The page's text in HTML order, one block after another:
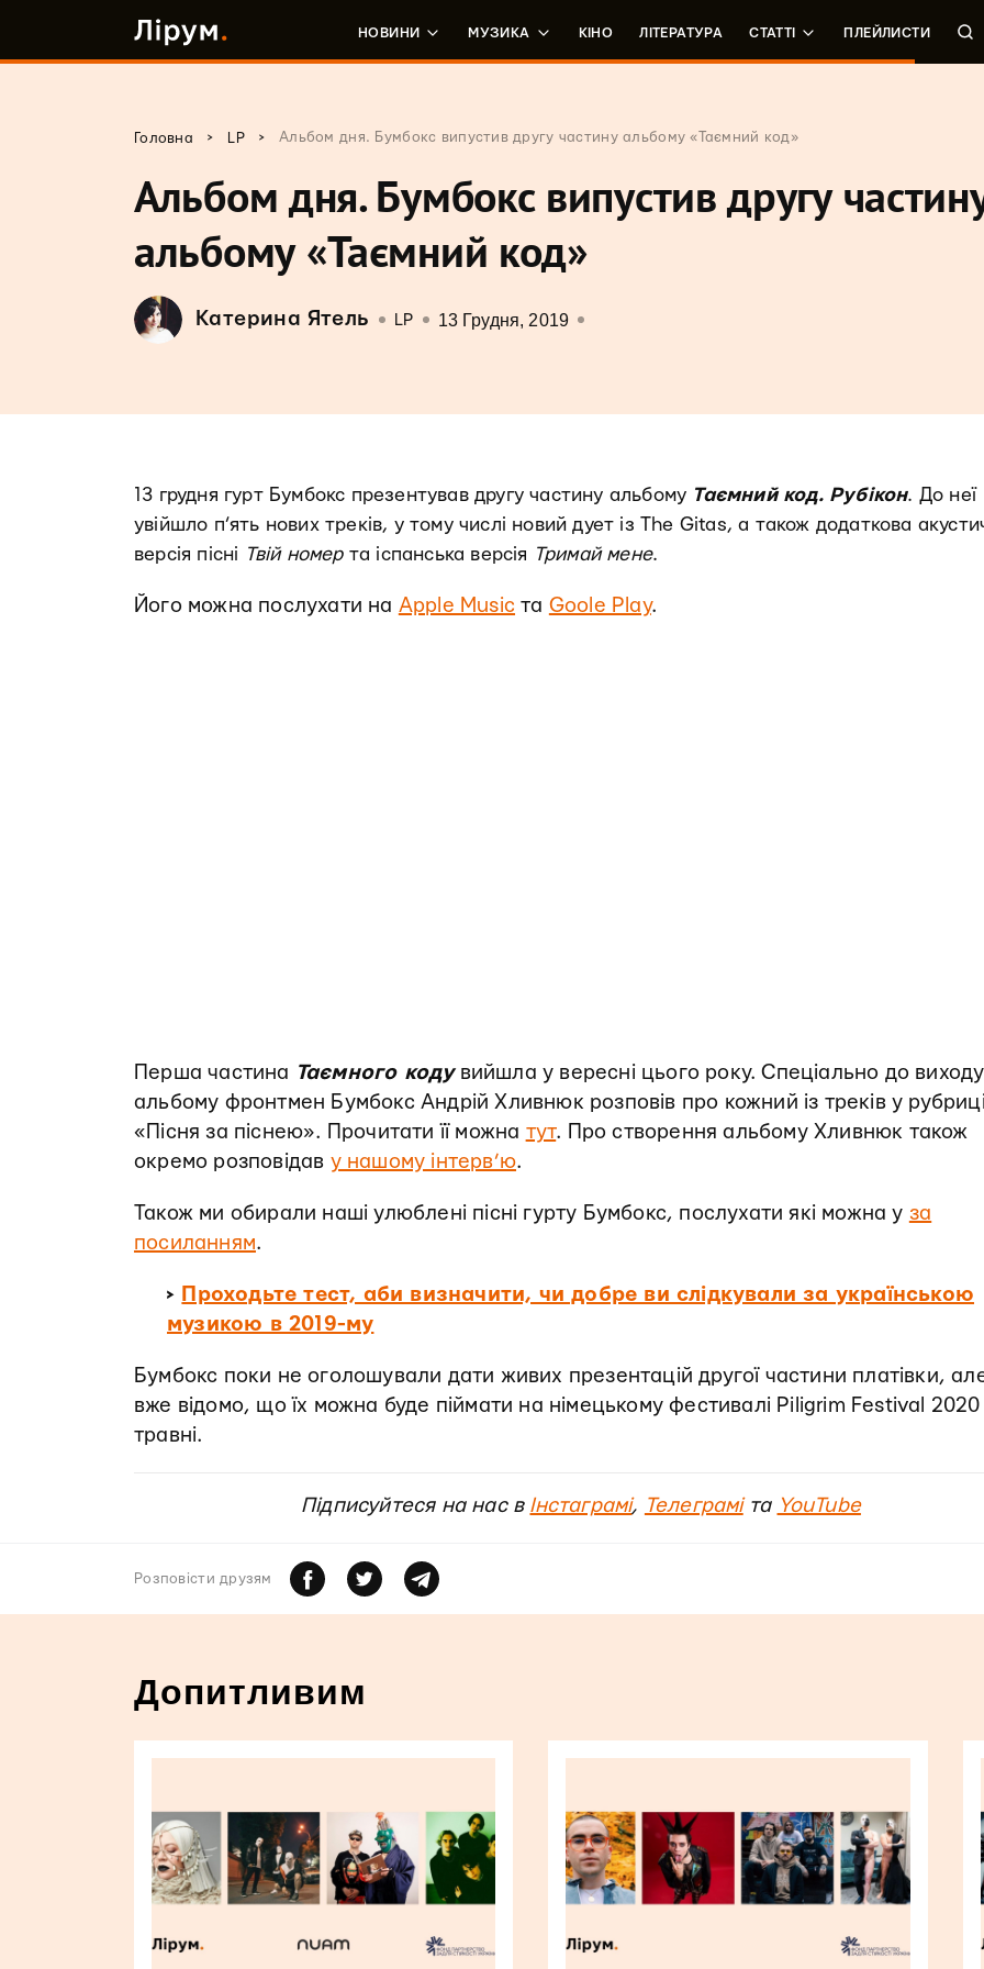
НОВИНИ МУЗИКА КІНО ЛІТЕРАТУРА СТАТТІ ПЛЕЙЛИСТИ
Головна > LP > Альбом дня. Бумбокс випустив другу частину альбому «Таємний код»
Альбом дня. Бумбокс випустив другу
альбому «Таємний код»
Катерина Ятель LP 13 Грудня, 2019
13 грудня гурт Бумбокс презентував другу частину альбому Таємний код. Рубікон. До неї
увійшло п’ять нових треків, у тому числі новий дует із The Gitas, а також додаткова
версія пісні Твій номер та іспанська версія Тримай мене.
Його можна послухати на Apple Music та Goole Play.
Перша частина Таємного кодувийшла у вересні цього року. Спеціально до виходу
альбому фронтмен Бумбокс Андрій Хливнюк розповів про кожний із треків у
«Пісня за піснею». Прочитати її можна тут. Про створення альбому Хливнюк також
окремо розповідав у нашому інтерв’ю.
Також ми обирали наші улюблені пісні гурту Бумбокс, послухати які можна у за
посиланням.
> Проходьте тест, аби визначити, чи добре ви слідкували за українською
музикою в 2019-му
Бумбокс поки не оголошували дати живих презентацій другої частини платівки,
вже відомо, що їх можна буде піймати на німецькому фестивалі Piligrim Festival 2020
травні.
Підписуйтеся на нас в Інстаграмі, Телеграміта YouTube
Розповiсти друзям
Допитливим